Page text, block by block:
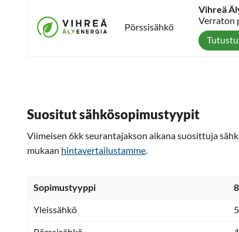
Pörssisähkö
Vihreä
Verraton
Suositut sähkösopimustyypit
Viimeisen 6kk seurantajakson aikana suosittuja
mukaan hintavertailustamme
Sopimustyyppi
Yleissähkö